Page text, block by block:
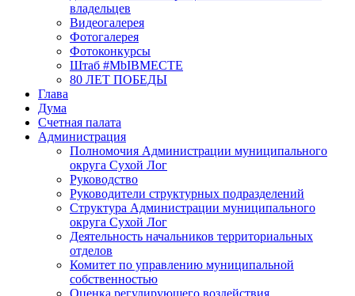
владельцев
Видеогалерея
Фотогалерея
Фотоконкурсы
Штаб #MbIBMECTE
80 ЛЕТ ПОБЕДЫ
Глава
Дума
Счетная палата
Администрация
Полномочия Администрации муниципального
округа Сухой Лог
Руководство
Руководители структурных подразделений
Структура Администрации муниципального
округа Сухой Лог
Деятельность начальников территориальных
отделов
Комитет по управлению муниципальной
собственностью
Оценка регулирующего воздействия